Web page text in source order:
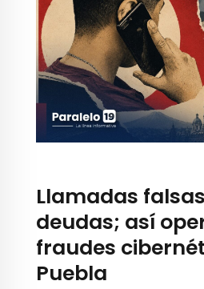
Llamadas
deudas; así
fraudes
Puebla